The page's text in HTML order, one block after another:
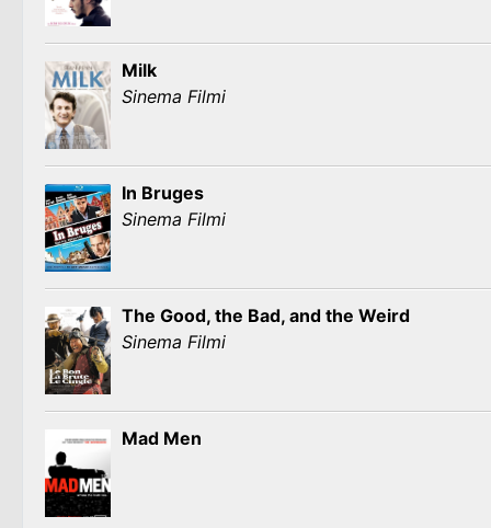
Milk
Sinema Filmi
In Bruges
Sinema Filmi
The Good, the Bad, and the Weird
Sinema Filmi
Mad Men